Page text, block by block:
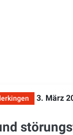
3. März